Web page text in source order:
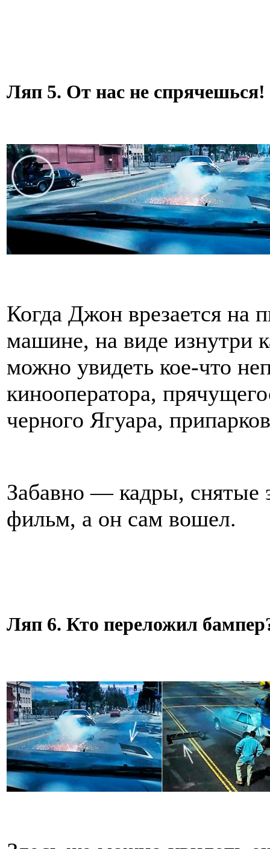
Ляп 5. От нас не спрячешься!
Когда Джон врезается на
машине, на виде изнутри
можно увидеть кое-что
кинооператора,
черного Ягуара,
Забавно — кадры, снятые
фильм, а он сам вошел.
Ляп 6. Кто переложил